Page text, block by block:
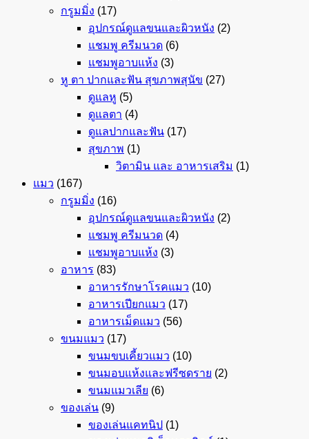
กรูมมิ่ง (17)
อุปกรณ์ดูแลขนและผิวหนัง (2)
แชมพู ครีมนวด (6)
แชมพูอาบแห้ง (3)
หู ตา ปากและฟัน สุขภาพสุนัข (27)
ดูแลหู (5)
ดูแลตา (4)
ดูแลปากและฟัน (17)
สุขภาพ (1)
วิตามิน และ อาหารเสริม (1)
แมว (167)
กรูมมิ่ง (16)
อุปกรณ์ดูแลขนและผิวหนัง (2)
แชมพู ครีมนวด (4)
แชมพูอาบแห้ง (3)
อาหาร (83)
อาหารรักษาโรคแมว (10)
อาหารเปียกแมว (17)
อาหารเม็ดแมว (56)
ขนมแมว (17)
ขนมขบเคี้ยวแมว (10)
ขนมอบแห้งและฟรีซดราย (2)
ขนมแมวเลีย (6)
ของเล่น (9)
ของเล่นแคทนิป (1)